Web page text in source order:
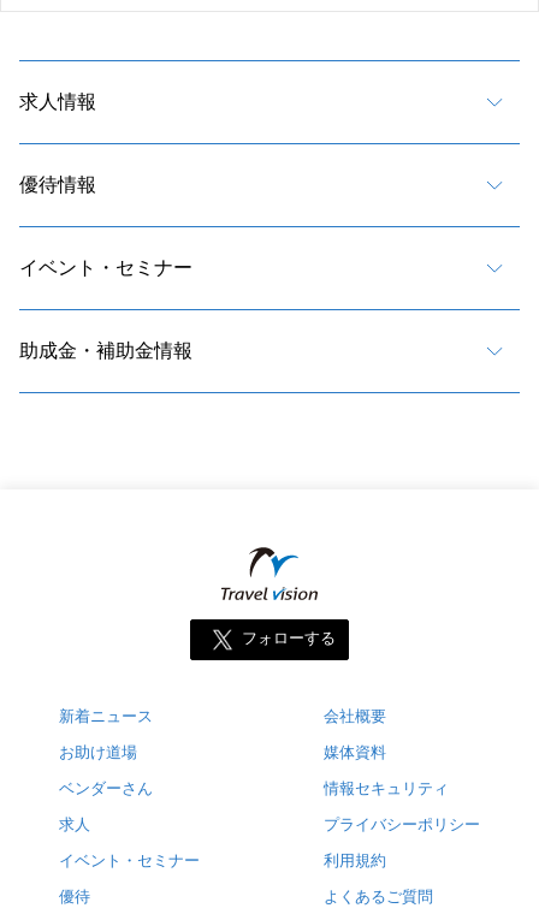
求人情報
優待情報
イベント・セミナー
助成金・補助金情報
フォローする
新着ニュース
お助け道場
ベンダーさん
求人
イベント・セミナー
優待
会社概要
媒体資料
情報セキュリティ
プライバシーポリシー
利用規約
よくあるご質問